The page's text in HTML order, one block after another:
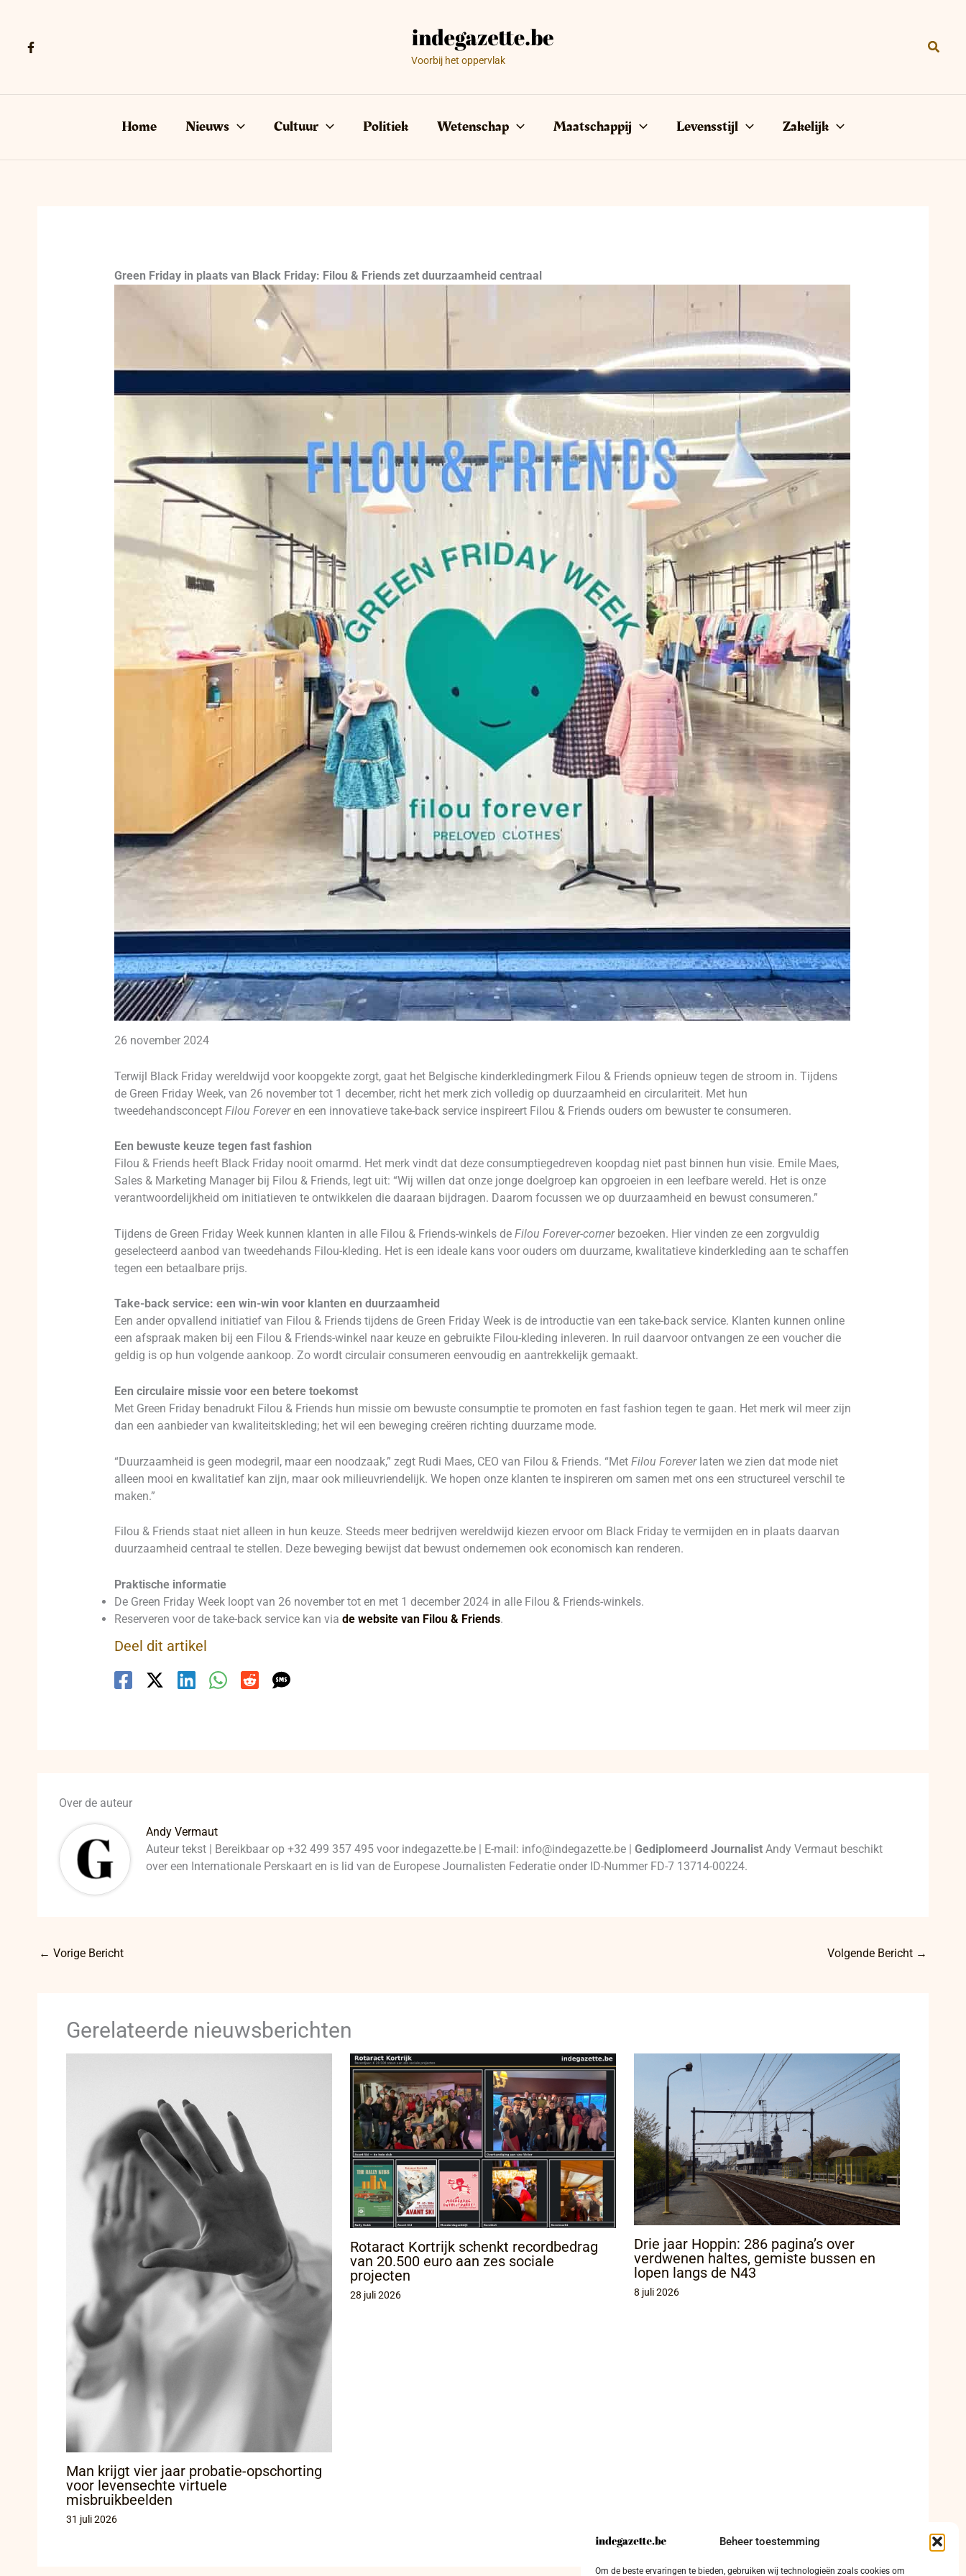
Beheer toestemming
Om de beste ervaringen te bieden, gebruiken wij technologieën zoals cookies om
Voorbij het oppervlak
Home Nieuws Cultuur Politiek Wetenschap Maatschappij Levensstijl Zakelijk
Green Friday in plaats van Black Friday: Filou & Friends zet duurzaamheid centraal
26 november 2024
Terwijl Black Friday wereldwijd voor koopgekte zorgt, gaat het Belgische kinderkledingmerk Filou & Friends opnieuw tegen de stroom in. Tijdens
de Green Friday Week, van 26 november tot 1 december, richt het merk zich volledig op duurzaamheid en circulariteit. Met hun
tweedehandsconcept Filou Foreveren een innovatieve take-back service inspireert Filou & Friends ouders om bewuster te consumeren.
Een bewuste keuze tegen fast fashion
Filou & Friends heeft Black Friday nooit omarmd. Het merk vindt dat deze consumptiegedreven koopdag niet past binnen hun visie. Emile Maes,
Sales & Marketing Manager bij Filou & Friends, legt uit: “Wij willen dat onze jonge doelgroep kan opgroeien in een leefbare wereld. Het is onze
verantwoordelijkheid om initiatieven te ontwikkelen die daaraan bijdragen. Daarom focussen we op duurzaamheid en bewust consumeren.”
Tijdens de Green Friday Week kunnen klanten in alle Filou & Friends-winkels de Filou Forever-cornerbezoeken. Hier vinden ze een zorgvuldig
geselecteerd aanbod van tweedehands Filou-kleding. Het is een ideale kans voor ouders om duurzame, kwalitatieve kinderkleding aan te schaffen
tegen een betaalbare prijs.
Take-back service: een win-win voor klanten en duurzaamheid
Een ander opvallend initiatief van Filou & Friends tijdens de Green Friday Week is de introductie van een take-back service. Klanten kunnen online
een afspraak maken bij een Filou & Friends-winkel naar keuze en gebruikte Filou-kleding inleveren. In ruil daarvoor ontvangen ze een voucher die
geldig is op hun volgende aankoop. Zo wordt circulair consumeren eenvoudig en aantrekkelijk gemaakt.
Een circulaire missie voor een betere toekomst
Met Green Friday benadrukt Filou & Friends hun missie om bewuste consumptie te promoten en fast fashion tegen te gaan. Het merk wil meer zijn
dan een aanbieder van kwaliteitskleding; het wil een beweging creëren richting duurzame mode.
“Duurzaamheid is geen modegril, maar een noodzaak,” zegt Rudi Maes, CEO van Filou & Friends. “Met Filou Foreverlaten we zien dat mode niet
alleen mooi en kwalitatief kan zijn, maar ook milieuvriendelijk. We hopen onze klanten te inspireren om samen met ons een structureel verschil te
maken.”
Filou & Friends staat niet alleen in hun keuze. Steeds meer bedrijven wereldwijd kiezen ervoor om Black Friday te vermijden en in plaats daarvan
duurzaamheid centraal te stellen. Deze beweging bewijst dat bewust ondernemen ook economisch kan renderen.
Praktische informatie
De Green Friday Week loopt van 26 november tot en met 1 december 2024 in alle Filou & Friends-winkels.
Reserveren voor de take-back service kan via de website van Filou & Friends.
Deel dit artikel
Over de auteur
Andy Vermaut
Auteur tekst | Bereikbaar op +32 499 357 495 voor indegazette.be | E-mail: info@indegazette.be |Gediplomeerd Journalist Andy Vermaut beschikt
over een Internationale Perskaart en is lid van de Europese Journalisten Federatie onder ID-Nummer FD-7 13714-00224.
← Vorige Bericht Volgende Bericht →
Gerelateerde nieuwsberichten
Man krijgt vier jaar probatie-opschorting
voor levensechte virtuele
misbruikbeelden
31 juli 2026
Rotaract Kortrijk schenkt recordbedrag
van 20.500 euro aan zes sociale
projecten
28 juli 2026
Drie jaar Hoppin: 286 pagina’s over
verdwenen haltes, gemiste bussen en
lopen langs de N43
8 juli 2026